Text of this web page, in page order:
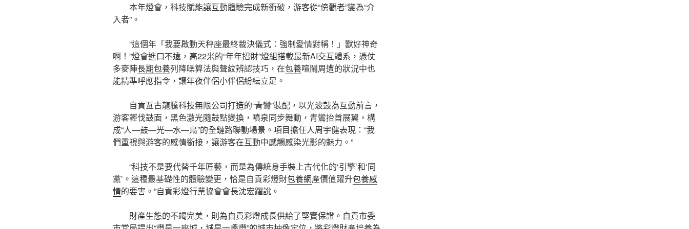
本年燈會，科技賦能讓互動體驗完成新衝破，游客從“傍觀者”變為“介
入者”。
“這個年「我要啟動天秤座最終裁決儀式：強制愛情對稱！」獸好神奇
啊！”燈會進口不遠，高22米的“年年招財”燈組搭載最新AI交互體系，憑仗
多麥陣長期包養列降噪算法與聲紋辨認技巧，在包養喧鬧周遭的狀況中也
能精準呼應指令，讓年夜伴侶小伴侶紛紜立足。
自貢亙古龍騰科技無限公司打造的“青鸞”裝配，以光波鼓為互動前言，
游客輕伐鼓面，黑色激光隨鼓點變換，噴泉同步舞動，青鸞抬首展翼，構
成“人—鼓—光—水—鳥”的全鏈路聯動場景。項目擔任人周宇健表現：“我
們重視與游客的感情銜接，讓游客在互動中感觸感染光影的魅力。”
“科技不是要代替千年匠藝，而是為傳統身手裝上古代化的‘引擎’和‘同
黨’。這種最基礎性的體驗變更，恰是自貢彩燈財包養網產價值躍升包養感
情的要害。”自貢彩燈行業協會會長沈宏躍說。
財產生態的不竭完美，則為自貢彩燈成長供給了堅實保證。自貢市委